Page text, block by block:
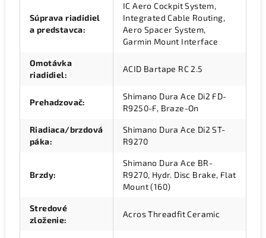
Súprava riadidiel
a predstavca:
IC Aero Cockpit System,
Integrated Cable Routing,
Aero Spacer System,
Garmin Mount Interface
Omotávka
riadidiel:
ACID Bartape RC 2.5
Prehadzovač:
Shimano Dura Ace Di2 FD-
R9250-F, Braze-On
Riadiaca/brzdová
páka:
Shimano Dura Ace Di2 ST-
R9270
Brzdy:
Shimano Dura Ace BR-
R9270, Hydr. Disc Brake, Flat
Mount (160)
Stredové
zloženie:
Acros Threadfit Ceramic